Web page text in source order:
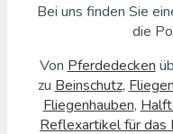
Bei uns finden Sie
die
Von Pferdedecken
zu Beinschutz,
Fliegenhauben,
Reflexartikel für das